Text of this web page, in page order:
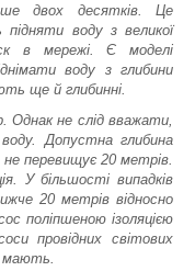
двох десятків. Це
воду з великої
в мережі. Є моделі
воду з глибини
ще й глибинні.
Однак не слід вважати,
Допустна глибина
не перевищує 20 метрів.
У більшості випадків
20 метрів відносно
поліпшеною ізоляцією
провідних світових
мають.